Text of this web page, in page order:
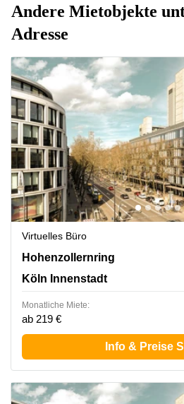
Andere Mietobjekte
Adresse
Virtuelles Büro
Hohenzollernring 57, Köln
Hohenzollernring
Köln Innenstadt
Monatliche Miete:
ab 219 €
Info & Preise